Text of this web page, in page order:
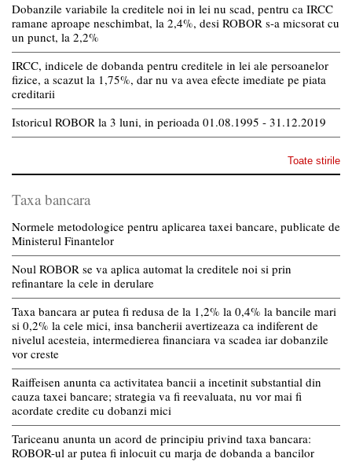
Dobanzile variabile la creditele noi in lei nu scad, pentru ca IRCC
ramane aproape neschimbat, la 2,4%, desi ROBOR s-a micsorat cu
un punct, la 2,2%
IRCC, indicele de dobanda pentru creditele in lei ale persoanelor
fizice, a scazut la 1,75%, dar nu va avea efecte imediate pe piata
creditarii
Istoricul ROBOR la 3 luni, in perioada 01.08.1995 - 31.12.2019
Toate stirile
Taxa bancara
Normele metodologice pentru aplicarea taxei bancare, publicate de
Ministerul Finantelor
Noul ROBOR se va aplica automat la creditele noi si prin
refinantare la cele in derulare
Taxa bancara ar putea fi redusa de la 1,2% la 0,4% la bancile mari
si 0,2% la cele mici, insa bancherii avertizeaza ca indiferent de
nivelul acesteia, intermedierea financiara va scadea iar dobanzile
vor creste
Raiffeisen anunta ca activitatea bancii a incetinit substantial din
cauza taxei bancare; strategia va fi reevaluata, nu vor mai fi
acordate credite cu dobanzi mici
Tariceanu anunta un acord de principiu privind taxa bancara:
ROBOR-ul ar putea fi inlocuit cu marja de dobanda a bancilor